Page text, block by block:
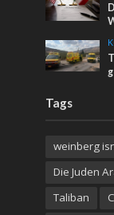
Tags
weinberg
Die Juden
Taliban